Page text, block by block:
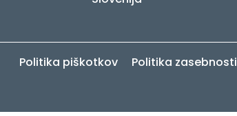
Politika piškotkov Politika zasebnosti